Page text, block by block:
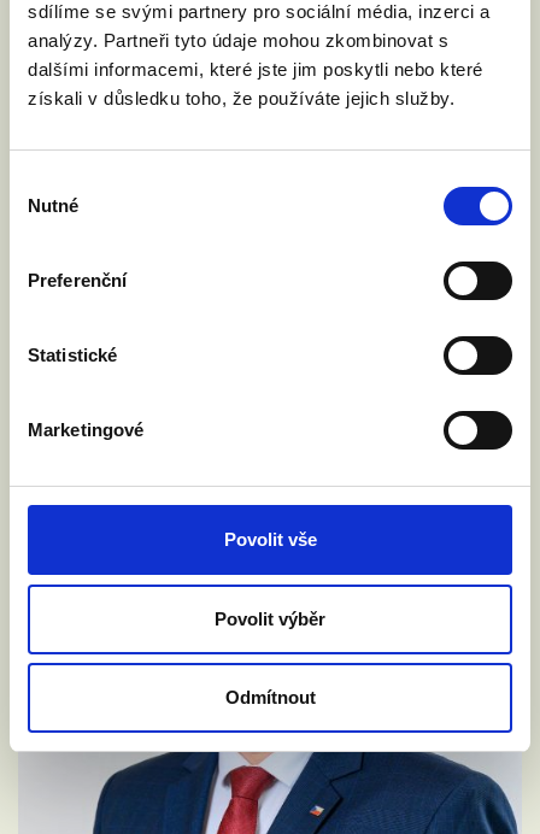
sdílíme se svými partnery pro sociální média, inzerci a
analýzy. Partneři tyto údaje mohou zkombinovat s
dalšími informacemi, které jste jim poskytli nebo které
získali v důsledku toho, že používáte jejich služby.
souhlasu
Nutné
Preferenční
Statistické
Marketingové
Povolit vše
Povolit výběr
Odmítnout
BEZ VÁS SE NEOBEJDEME